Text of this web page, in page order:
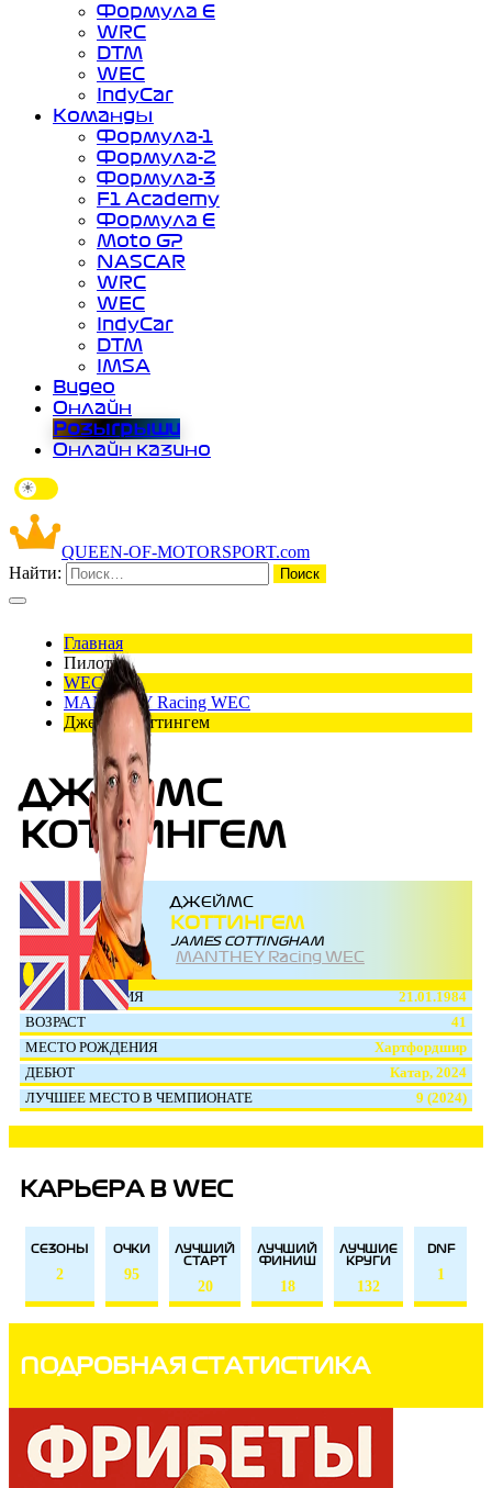
Формула Е
WRC
DTM
WEC
IndyCar
Команды
Формула-1
Формула-2
Формула-3
F1 Academy
Формула Е
Moto GP
NASCAR
WRC
WEC
IndyCar
DTM
IMSA
Видео
Онлайн
Розыгрыши
Онлайн казино
QUEEN-OF-MOTORSPORT.com
Найти:
Главная
Пилоты
WEC
MANTHEY Racing WEC
Джеймс Коттингем
ДЖЕЙМС
КОТТИНГЕМ
ДЖЕЙМС
КОТТИНГЕМ
JAMES COTTINGHAM
MANTHEY Racing WEC
ДАТА РОЖДЕНИЯ
21.01.1984
ВОЗРАСТ
41
МЕСТО РОЖДЕНИЯ
Хартфордшир
ДЕБЮТ
Катар, 2024
ЛУЧШЕЕ МЕСТО В ЧЕМПИОНАТЕ
9 (2024)
КАРЬЕРА В WEC
СЕЗОНЫ
2
ОЧКИ
95
ЛУЧШИЙ
СТАРТ
20
ЛУЧШИЙ
ФИНИШ
18
ЛУЧШИЕ
КРУГИ
132
DNF
1
ПОДРОБНАЯ СТАТИСТИКА